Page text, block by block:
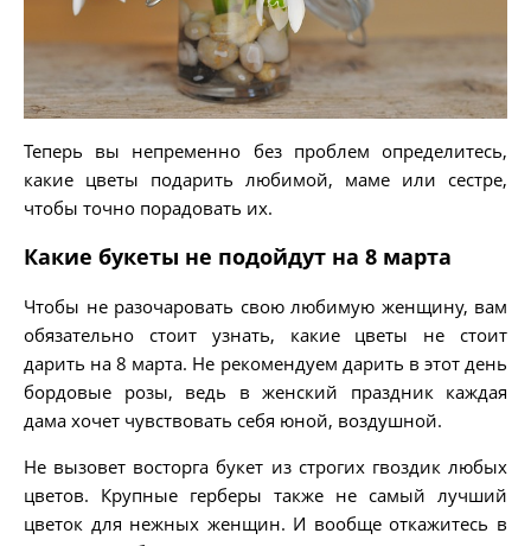
Теперь вы непременно без проблем определитесь,
какие цветы подарить любимой, маме или сестре,
чтобы точно порадовать их.
Какие букеты не подойдут на 8 марта
Чтобы не разочаровать свою любимую женщину, вам
обязательно стоит узнать, какие цветы не стоит
дарить на 8 марта. Не рекомендуем дарить в этот день
бордовые розы, ведь в женский праздник каждая
дама хочет чувствовать себя юной, воздушной.
Не вызовет восторга букет из строгих гвоздик любых
цветов. Крупные герберы также не самый лучший
цветок для нежных женщин. И вообще откажитесь в